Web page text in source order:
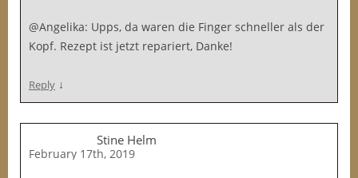
@Angelika: Upps, da waren die Finger schneller als der
Kopf. Rezept ist jetzt repariert, Danke!
Reply ↓
Stine Helm
February 17th, 2019